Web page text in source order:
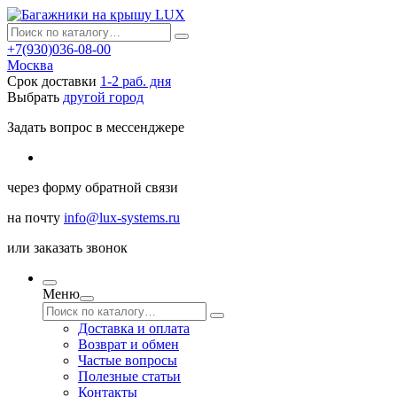
+7(930)036-08-00
Москва
Срок доставки 1-2 раб. дня
Выбрать другой город
Задать вопрос в мессенджере
через форму обратной связи
на почту info@lux-systems.ru
или заказать звонок
Меню
Доставка и оплата
Возврат и обмен
Частые вопросы
Полезные статьи
Контакты